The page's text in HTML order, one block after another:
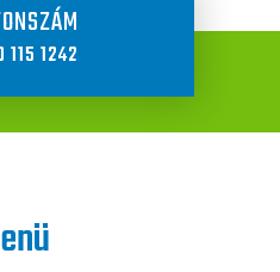
1242